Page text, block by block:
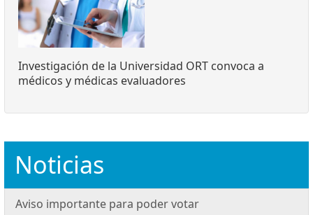
Investigación de la Universidad ORT convoca a
médicos y médicas evaluadores
Noticias
Aviso importante para poder votar